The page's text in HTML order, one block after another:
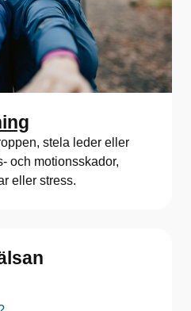
stela leder eller
och motionsskador,
eller stress.